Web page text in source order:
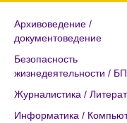
Архивоведение /
документоведение
Безопасность
жизнедеятельности /
Журналистика /
Информатика /